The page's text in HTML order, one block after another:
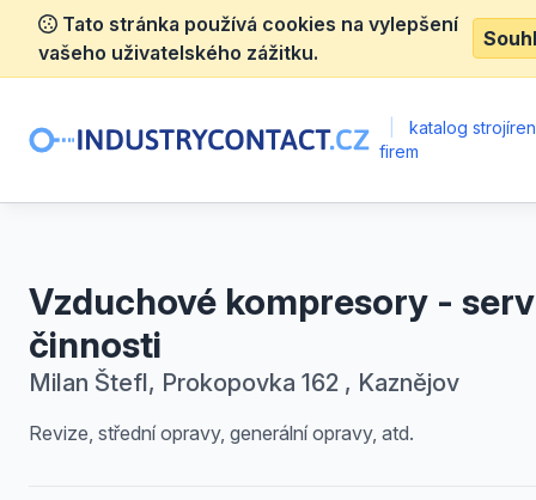
Tato stránka používá cookies na vylepšení
vašeho uživatelského zážitku.
katalog
firem
Vzduchové kompresory -
činnosti
Milan Štefl, Prokopovka 162 , Kaznějov
Revize, střední opravy, generální opravy, atd.